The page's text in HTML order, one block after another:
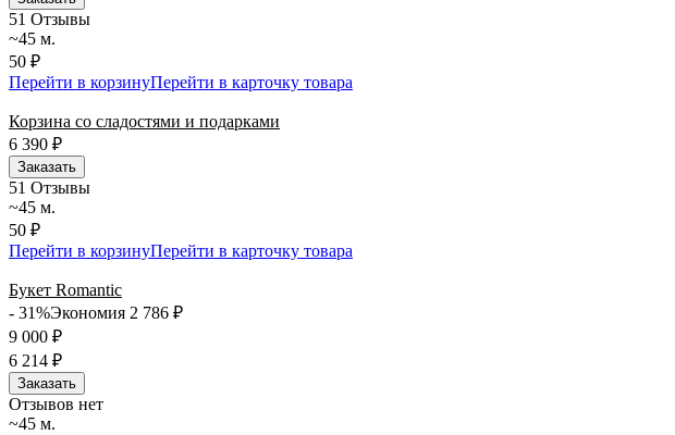
51 Отзывы
~45 м.
50 ₽
Перейти в корзинуПерейти в карточку товара
Корзина со сладостями и подарками
6 390 ₽
Заказать
51 Отзывы
~45 м.
50 ₽
Перейти в корзинуПерейти в карточку товара
Букет Romantic
- 31%Экономия 2 786 ₽
9 000 ₽
6 214 ₽
Заказать
Отзывов нет
~45 м.